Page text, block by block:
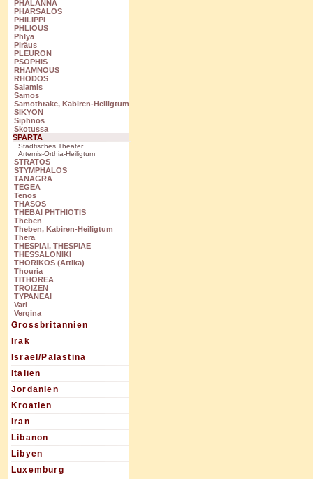
PHALANNA
PHARSALOS
PHILIPPI
PHLIOUS
Phlya
Piräus
PLEURON
PSOPHIS
RHAMNOUS
RHODOS
Salamis
Samos
Samothrake, Kabiren-Heiligtum
SIKYON
Siphnos
Skotussa
SPARTA
Städtisches Theater
Artemis-Orthia-Heiligtum
STRATOS
STYMPHALOS
TANAGRA
TEGEA
Tenos
THASOS
THEBAI PHTHIOTIS
Theben
Theben, Kabiren-Heiligtum
Thera
THESPIAI, THESPIAE
THESSALONIKI
THORIKOS (Attika)
Thouria
TITHOREA
TROIZEN
TYPANEAI
Vari
Vergina
Grossbritannien
Irak
Israel/Palästina
Italien
Jordanien
Kroatien
Iran
Libanon
Libyen
Luxemburg